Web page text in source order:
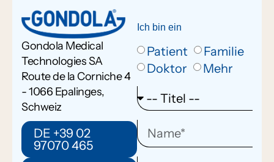
Gondola Medical
Technologies SA
Route de la Corniche 4
- 1066 Epalinges,
Schweiz
DE +39 02
97070 465
Ich bin ein
Patient
Familie
Doktor
Mehr